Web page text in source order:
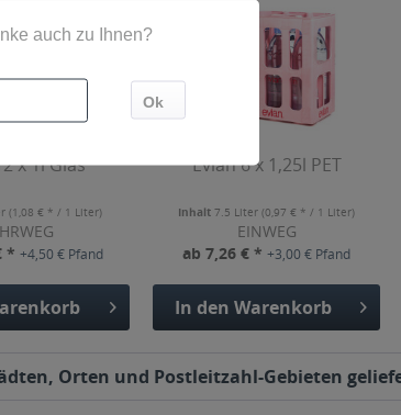
x 1l Glas
(1,08 € * / 1 Liter)
*+4,50 € Pfand
Evian 6 x 1,25l PET
Inhalt7.5 Liter(0,97 € * / 1 Liter)
EINWEG
ab 7,26 € *+3,00 € Pfand
In den Warenkorb
Orten und Postleitzahl-Gebieten